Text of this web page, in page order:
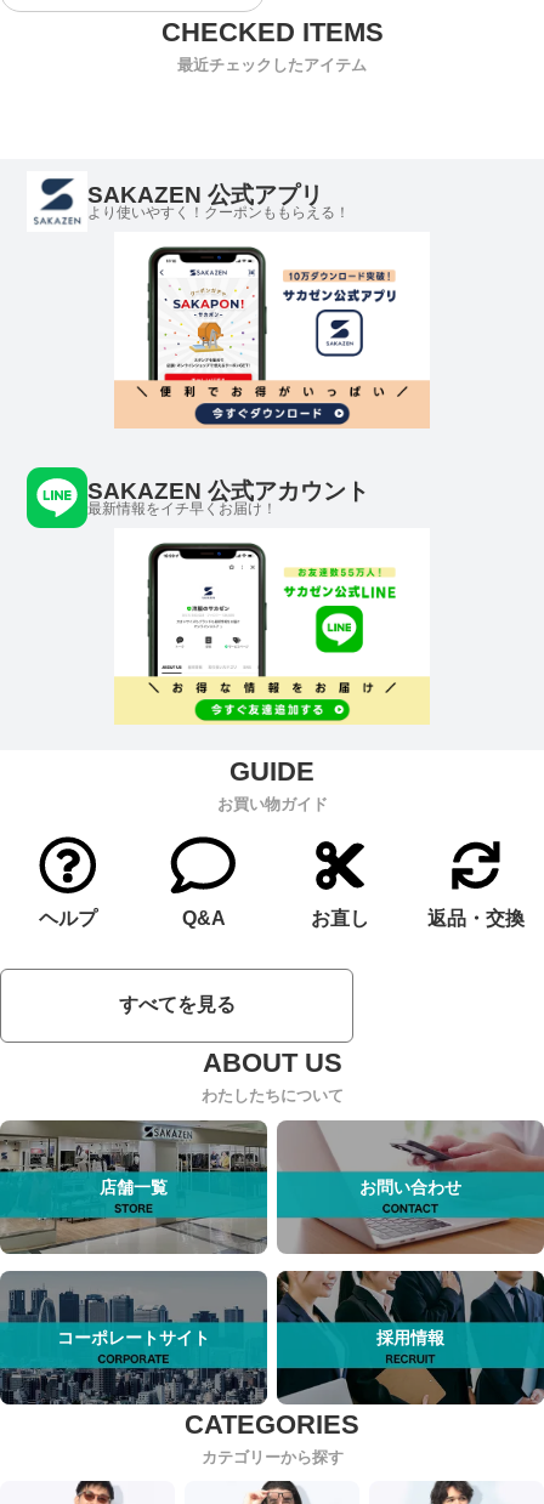
最近チェックしたアイテム
SAKAZEN 公式アプリ
より使いやすく！クーポンももらえる！
SAKAZEN 公式アカウント
最新情報をイチ早くお届け！
お買い物ガイド
ヘルプ Q&A お直し 返品・交換
すべてを見る
わたしたちについて
店舗一覧 お問い合わせ
コーポレートサイト 採用情報
カテゴリーから探す